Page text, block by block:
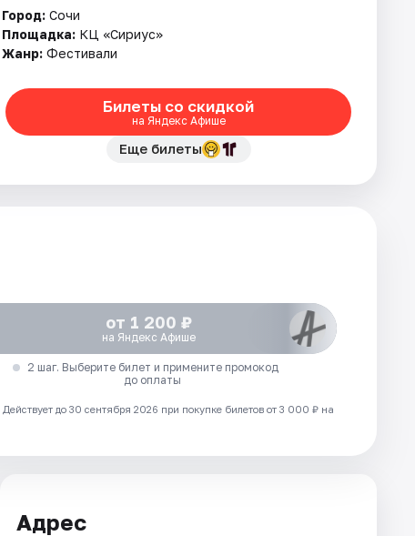
Город: Сочи
Площадка: КЦ «Сириус»
Жанр: Фестивали
Билеты со скидкой
на Яндекс Афише
Еще билеты
от 1 200 ₽
на Яндекс Афише
2 шаг. Выберите билет и примените промокод
до оплаты
Действует до 30 сентября 2026 при покупке билетов от 3 000 ₽ на
Адрес